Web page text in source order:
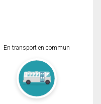
En transport en commun